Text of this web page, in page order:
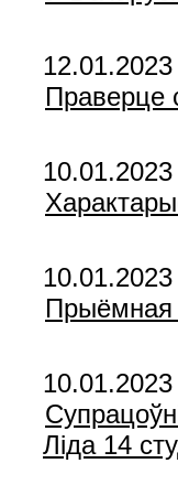
12.01.2023
Праверце
10.01.2023
10.01.2023
Прыёмная
10.01.2023
Ліда 14